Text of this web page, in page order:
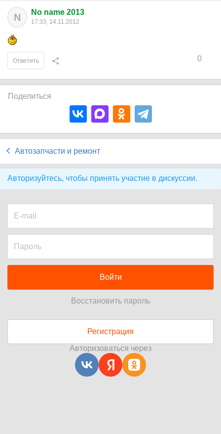
N No name 2013
17:33, 14.11.2012
0
Ответить
Поделиться
Автозапчасти и ремонт
Авторизуйтесь, чтобы принять участие в дискуссии.
Войти
Восстановить пароль
Регистрация
Авторизоваться через